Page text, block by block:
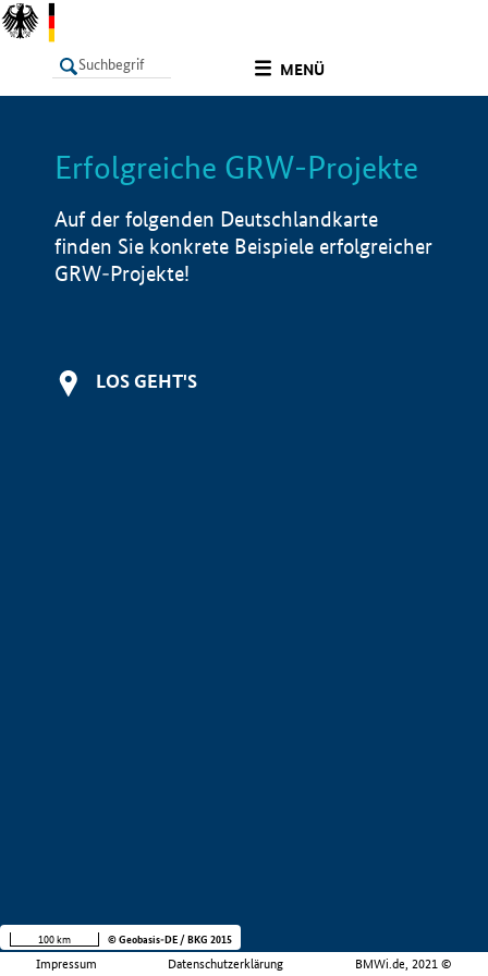
MENÜ
LISTE Info
Erfolgreiche GRW-Projekte
Auf der folgenden Deutschlandkarte
finden Sie konkrete Beispiele erfolgreicher
GRW-Projekte!
LOS GEHT'S
Impressum Datenschutzerklärung BMWi.de, 2021 ©
100 km © Geobasis-DE / BKG 2015